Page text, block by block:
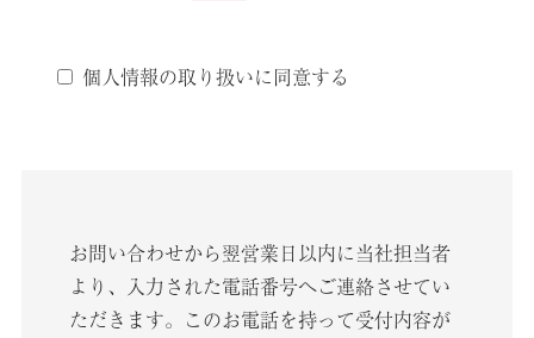
個人情報の取り扱いに同意する
お問い合わせから翌営業日以内に当社担当者
より、入力された電話番号へご連絡させてい
ただきます。このお電話を持って受付内容が